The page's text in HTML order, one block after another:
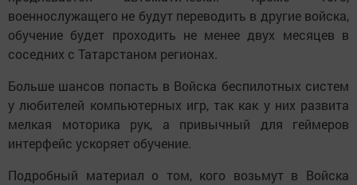
военнослужащего не будут переводить в другие войска,
обучение будет проходить не менее двух месяцев в
соседних с Татарстаном регионах.
Больше шансов попасть в Войска беспилотных систем
у любителей компьютерных игр, так как у них развита
мелкая моторика рук, а привычный для геймеров
интерфейс ускоряет обучение.
Подробный материал о том, кого возьмут в Войска